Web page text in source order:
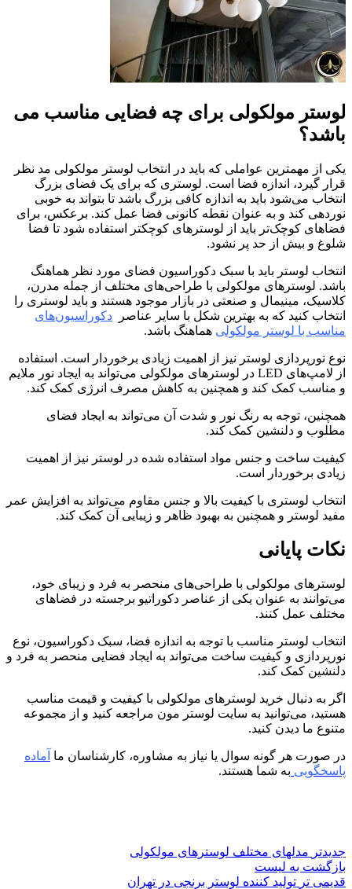
لوستر مولکولی برای چه فضایی مناسب می
باشد؟
یکی از مهمترین عواملی که باید در انتخاب لوستر مولکولی مد نظر
قرار گیرد، اندازه فضا است. لوستری که برای یک فضای بزرگ
انتخاب می‌شود باید به اندازه کافی بزرگ باشد تا بتواند به خوبی
نوردهی کند و به عنوان نقطه کانونی فضا عمل کند. برعکس، برای
فضاهای کوچک‌تر باید از لوسترهای کوچکتر استفاده شود تا فضا
شلوغ و بیش از حد پر نشود.
انتخاب لوستر باید با سبک دکوراسیون فضای مورد نظر هماهنگ
باشد. لوسترهای مولکولی با طراحی‌های مختلف از جمله مدرن،
کلاسیک، مینیمال و صنعتی در بازار موجود هستند و باید لوستری را
انتخاب کنید که به بهترین شکل با سایر عناصر دکوراسیون‌های
مناسب با لوستر مولکولی هماهنگ باشد.
نوع نورپردازی لوستر نیز از اهمیت زیادی برخوردار است. استفاده
از لامپ‌های LED در لوسترهای مولکولی می‌تواند به ایجاد نور ملایم
و مناسب کمک کند و همچنین به کاهش مصرف انرژی کمک کند.
همچنین، توجه به رنگ نور و شدت آن می‌تواند به ایجاد فضای
مطلوب و دلنشین کمک کند.
کیفیت ساخت و جنس مواد استفاده شده در لوستر نیز از اهمیت
زیادی برخوردار است.
انتخاب لوستری با کیفیت بالا و جنس مقاوم می‌تواند به افزایش عمر
مفید لوستر و همچنین به بهبود ظاهر و زیبایی آن کمک کند.
نکات پایانی
لوسترهای مولکولی با طراحی‌های منحصر به فرد و زیبای خود،
می‌توانند به عنوان یکی از عناصر دکوراتیو برجسته در فضاهای
مختلف عمل کنند.
انتخاب لوستر مناسب با توجه به اندازه فضا، سبک دکوراسیون، نوع
نورپردازی و کیفیت ساخت می‌تواند به ایجاد فضایی منحصر به فرد و
دلنشین کمک کند.
اگر به دنبال خرید لوسترهای مولکولی با کیفیت و قیمت مناسب
هستید، می‌توانید به سایت لوستر مون مراجعه کنید و از مجموعه
متنوع ما دیدن کنید.
در صورت هر گونه سوال یا نیاز به مشاوره، کارشناسان ما آماده
پاسخگویی به شما هستند.
جدیدتر مدلهای مختلف لوسترهای مولکولی
بازگشت به لیست
قدیمی تر تولید کننده لوستر برنجی در تهران